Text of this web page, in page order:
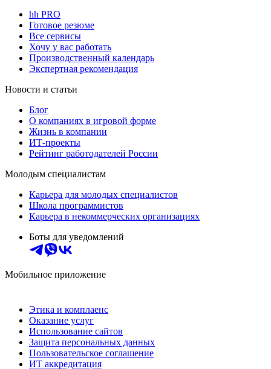
hh PRO
Готовое резюме
Все сервисы
Хочу у вас работать
Производственный календарь
Экспертная рекомендация
Новости и статьи
Блог
О компаниях в игровой форме
Жизнь в компании
ИТ-проекты
Рейтинг работодателей России
Молодым специалистам
Карьера для молодых специалистов
Школа программистов
Карьера в некоммерческих организациях
Боты для уведомлений
Мобильное приложение
Этика и комплаенс
Оказание услуг
Использование сайтов
Защита персональных данных
Пользовательское соглашение
ИТ аккредитация